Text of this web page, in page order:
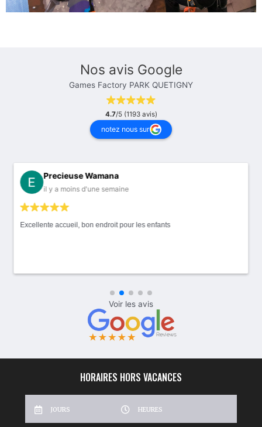
Nos avis Google
Games Factory PARK QUETIGNY
4.7/5 (1193 avis)
notez nous sur
Precieuse Wamana
il y a moins d'une semaine
Excellente accueil, bon endroit pour les enfants
HORAIRES HORS VACANCES
JOURS HEURES